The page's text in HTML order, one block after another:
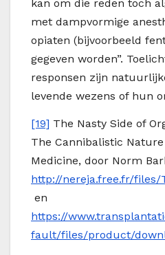
kan om die reden toch
met dampvormige
opiaten (bijvoorbeeld
gegeven worden”.
responsen zijn
levende wezens of hun
[19] The Nasty Side of
The Cannibalistic
Medicine, door Norm
http://nereja.free.fr/files/
en
https://
fault/files/product/